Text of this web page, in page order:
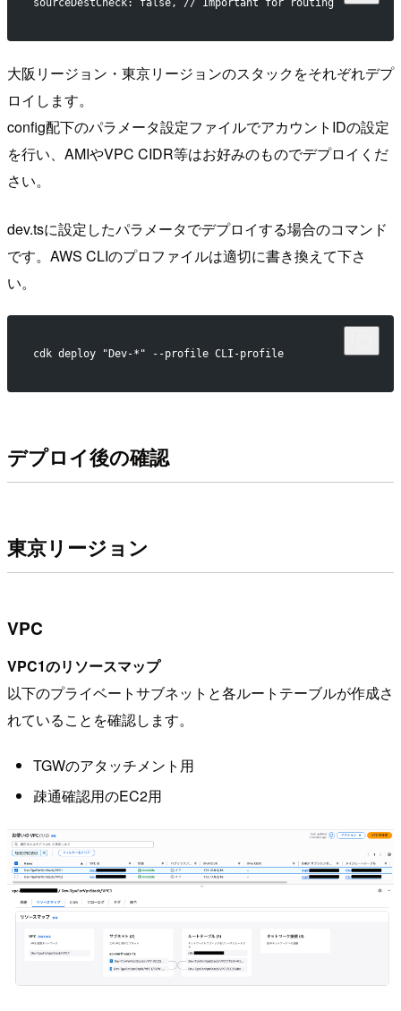
sourceDestCheck: false, // Important for routing
大阪リージョン・東京リージョンのスタックをそれぞれデプ
ロイします。
config配下のパラメータ設定ファイルでアカウントIDの設定
を行い、AMIやVPC CIDR等はお好みのものでデプロイくだ
さい。
dev.tsに設定したパラメータでデプロイする場合のコマンド
です。AWS CLIのプロファイルは適切に書き換えて下さ
い。
cdk deploy "Dev-*" --profile CLI-profile
デプロイ後の確認
東京リージョン
VPC
VPC1のリソースマップ
以下のプライベートサブネットと各ルートテーブルが作成さ
れていることを確認します。
TGWのアタッチメント用
疎通確認用のEC2用